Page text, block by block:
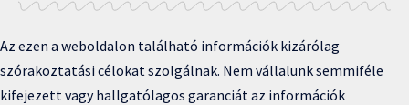
Az ezen a weboldalon található információk kizárólag
szórakoztatási célokat szolgálnak. Nem vállalunk semmiféle
kifejezett vagy hallgatólagos garanciát az információk